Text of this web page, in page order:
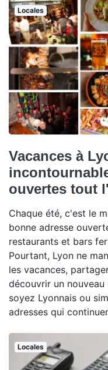
Locales
Vacances à
ouvertes tout
Chaque été, c'est le
bonne adresse
restaurants et bars
Pourtant, Lyon ne
les vacances,
découvrir un
soyez Lyonnais ou
adresses qui
Locales